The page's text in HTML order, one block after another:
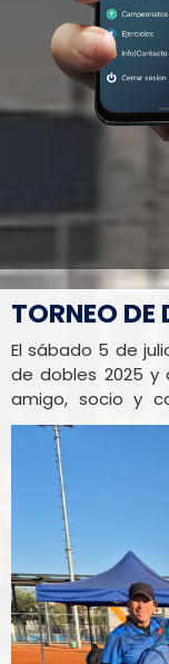
TORNEO DE
El sábado 5 de
de dobles 2025 y
amigo, socio y
quien dejara un
también
El torneo se
abierta, con una
socias y socios.